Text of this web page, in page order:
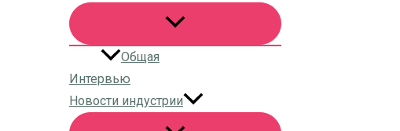
Общая
Интервью
Новости индустрии